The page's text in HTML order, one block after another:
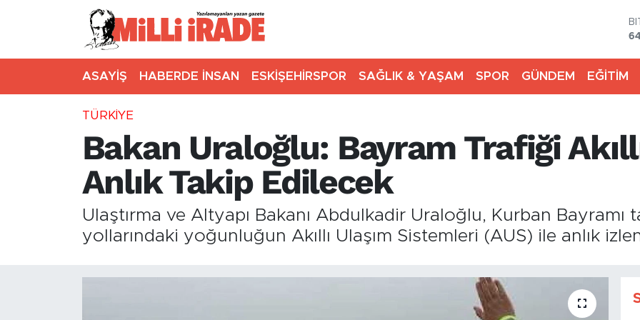
ASAYİŞ HABERDE İNSAN ESKİŞEHİRSPOR SAĞLIK & YAŞAM SPOR GÜNDEM EĞİTİM
TÜRKİYE
Bakan Uraloğlu: Bayram Trafiği
Anlık Takip Edilecek
Ulaştırma ve Altyapı Bakanı Abdulkadir Uraloğlu, Kurban Bayramı
yollarındaki yoğunluğun Akıllı Ulaşım Sistemleri (AUS) ile anlık